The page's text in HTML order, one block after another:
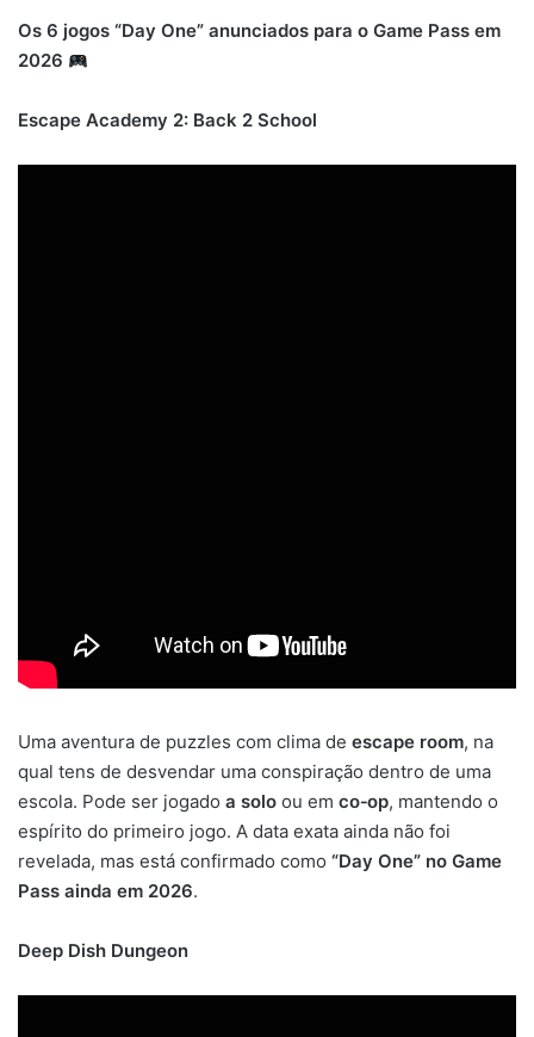
Os 6 jogos “Day One” anunciados para o Game Pass em
2026
Escape Academy 2: Back 2 School
Uma aventura de puzzles com clima de escape room, na
qual tens de desvendar uma conspiração dentro de uma
escola. Pode ser jogado a solo ou em co‑op, mantendo o
espírito do primeiro jogo. A data exata ainda não foi
revelada, mas está confirmado como “Day One” no Game
Pass ainda em 2026.
Deep Dish Dungeon